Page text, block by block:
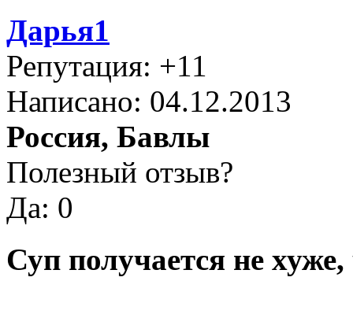
Дарья1
Репутация: +11
Написано: 04.12.2013
Россия, Бавлы
Полезный отзыв?
Да: 0
Суп получается не